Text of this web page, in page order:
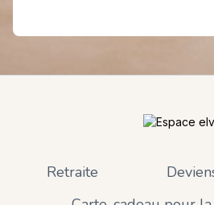
Retraite